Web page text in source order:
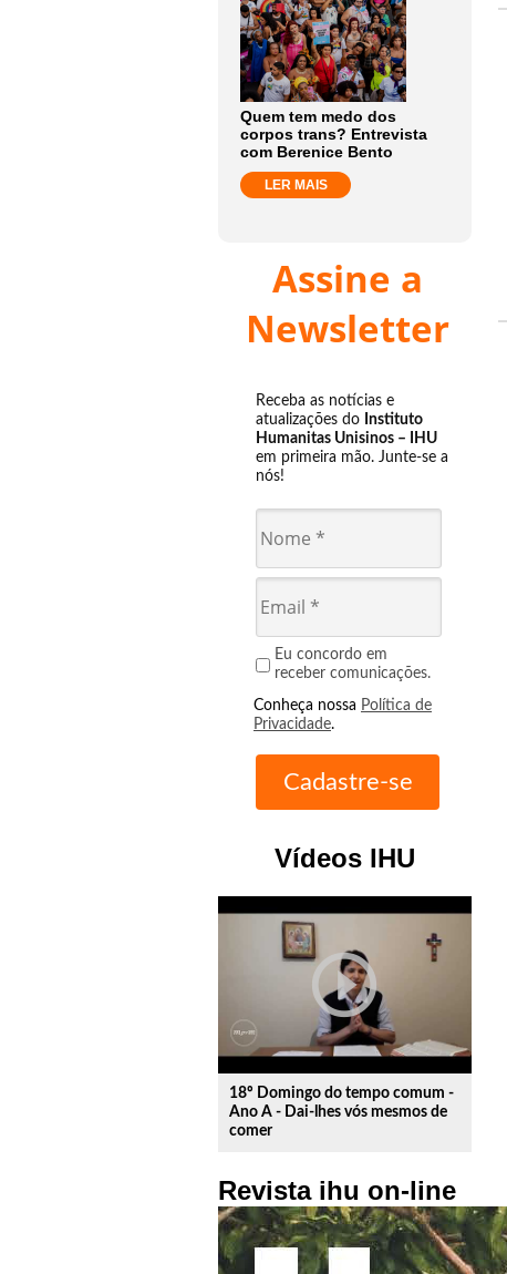
Quem tem medo dos
corpos trans? Entrevista
com Berenice Bento
LER MAIS
Assine a
Newsletter
Receba as notícias e
atualizações do Instituto
Humanitas Unisinos – IHU
em primeira mão. Junte-se a
nós!
Eu concordo em
receber comunicações.
Conheça nossa Política de
Privacidade.
Vídeos IHU
play_circle_outline
18º Domingo do tempo comum -
Ano A - Dai-lhes vós mesmos de
comer
Revista ihu on-line